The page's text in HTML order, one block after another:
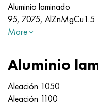
Aluminio laminado
95, 7075, AlZnMgCu1.5
More
Aluminio
Aleación 1050
Aleación 1100